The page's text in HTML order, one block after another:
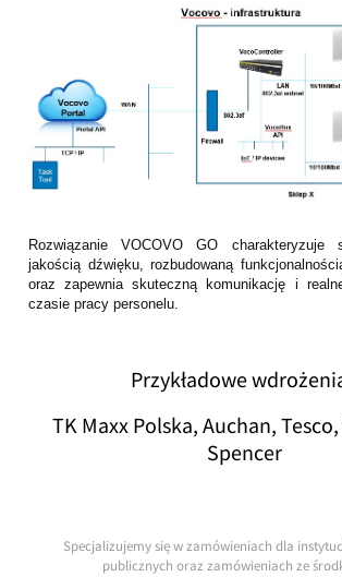
Rozwiązanie VOCOVO GO charakteryzuje
jakością dźwięku, rozbudowaną
oraz zapewnia skuteczną komunikację i
czasie pracy personelu.
Przykładowe
TK Maxx Polska, Auchan,
Spencer
Specjalizujemy się w zamówieniach dla
publicznych oraz zamówieniach ze